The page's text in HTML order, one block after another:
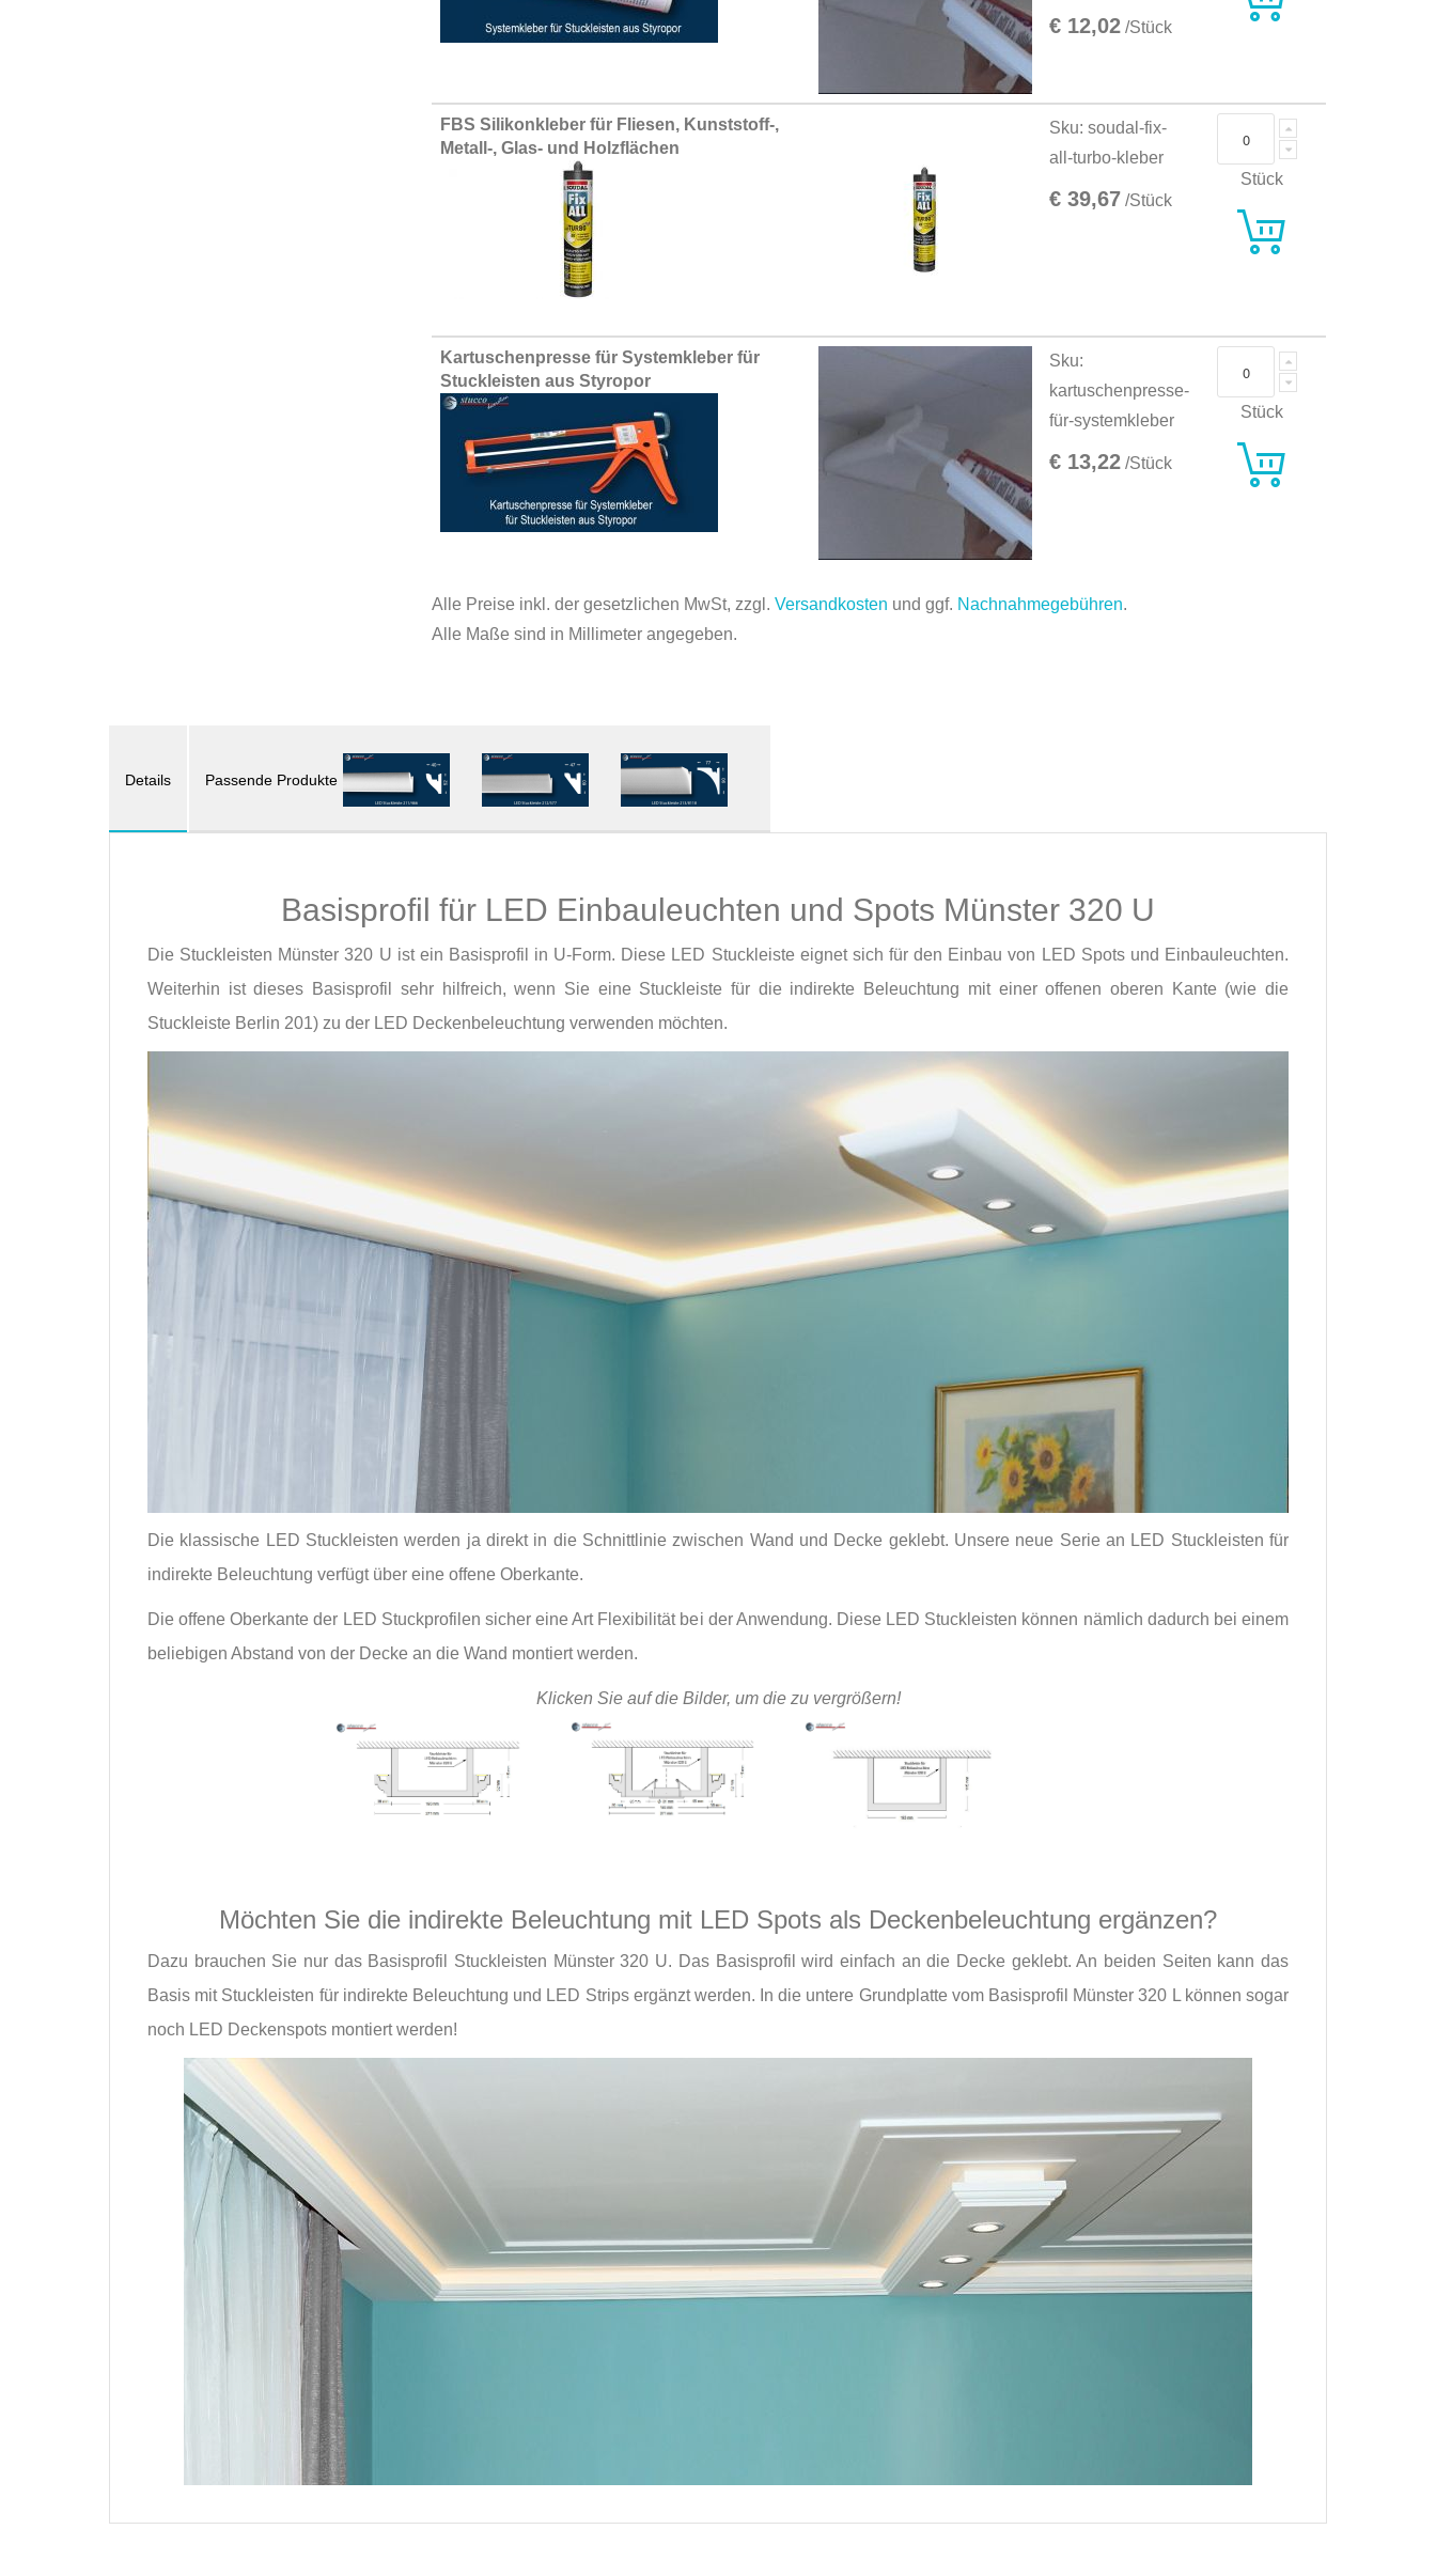
€ 12,02 /Stück
FBS Silikonkleber für Fliesen, Kunststoff-,
Metall-, Glas- und Holzflächen
Sku: soudal-fix-
all-turbo-kleber
€ 39,67 /Stück
Stück
Kartuschenpresse für Systemkleber für
Stuckleisten aus Styropor
Sku:
kartuschenpresse-
für-systemkleber
€ 13,22 /Stück
Stück
Alle Preise inkl. der gesetzlichen MwSt, zzgl.Versandkosten und ggf. Nachnahmegebühren.
Alle Maße sind in Millimeter angegeben.
Details
Basisprofil für LED Einbauleuchten und Spots Münster 320 U
Die Stuckleisten Münster 320 U ist ein Basisprofil in U-Form. Diese LED Stuckleiste eignet sich für den Einbau von LED Spots und Einbauleuchten.
Weiterhin ist dieses Basisprofil sehr hilfreich, wenn Sie eine Stuckleiste für die indirekte Beleuchtung mit einer offenen oberen Kante (wie die
Stuckleiste Berlin 201) zu der LED Deckenbeleuchtung verwenden möchten.
Die klassische LED Stuckleisten werden ja direkt in die Schnittlinie zwischen Wand und Decke geklebt. Unsere neue Serie an LED Stuckleisten für
indirekte Beleuchtung verfügt über eine offene Oberkante.
Die offene Oberkante der LED Stuckprofilen sicher eine Art Flexibilität bei der Anwendung. Diese LED Stuckleisten können nämlich dadurch bei einem
beliebigen Abstand von der Decke an die Wand montiert werden.
Klicken Sie auf die Bilder, um die zu vergrößern!
Möchten Sie die indirekte Beleuchtung mit LED Spots als Deckenbeleuchtung ergänzen?
Dazu brauchen Sie nur das Basisprofil Stuckleisten Münster 320 U. Das Basisprofil wird einfach an die Decke geklebt. An beiden Seiten kann das
Basis mit Stuckleisten für indirekte Beleuchtung und LED Strips ergänzt werden. In die untere Grundplatte vom Basisprofil Münster 320 L können sogar
noch LED Deckenspots montiert werden!
Passende Produkte